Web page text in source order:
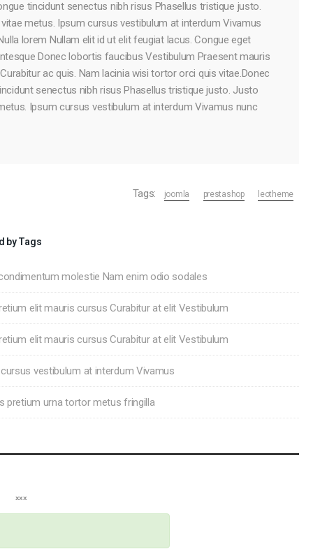
tincidunt senectus nibh risus Phasellus tristique justo.
metus. Ipsum cursus vestibulum at interdum Vivamus
lorem Nullam elit id ut elit feugiat lacus. Congue eget
Donec lobortis faucibus Vestibulum Praesent mauris
ac quis. Nam lacinia wisi tortor orci quis vitae.Donec
senectus nibh risus Phasellus tristique justo. Justo
Ipsum cursus vestibulum at interdum Vivamus nunc
Tags: joomla prestashop leotheme
by Tags
molestie Nam enim odio sodales
elit mauris cursus Curabitur at elit Vestibulum
elit mauris cursus Curabitur at elit Vestibulum
vestibulum at interdum Vivamus
pretium urna tortor metus fringilla